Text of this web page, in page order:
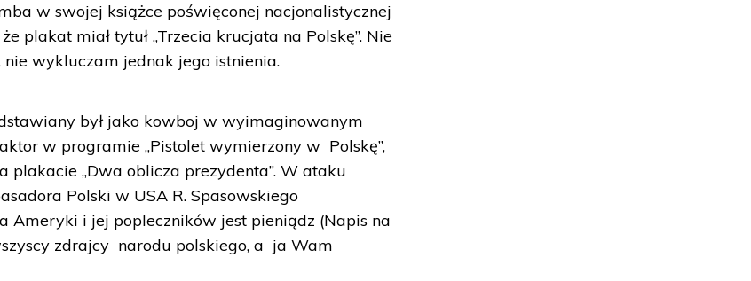
w swojej książce poświęconej nacjonalistycznej
plakat miał tytuł „Trzecia krucjata na Polskę”. Nie
wykluczam jednak jego istnienia.
był jako kowboj w wyimaginowanym
w programie „Pistolet wymierzony w Polskę”,
„Dwa oblicza prezydenta”. W ataku
Polski w USA R. Spasowskiego
Ameryki i jej popleczników jest pieniądz (Napis na
zdrajcy narodu polskiego, a ja Wam